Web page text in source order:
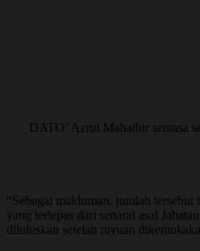
DATO’ Azrul Mahathir semasa
“Sebagai makluman, jumlah tersebut
yang terlepas dari senarai asal
diluluskan setelah rayuan